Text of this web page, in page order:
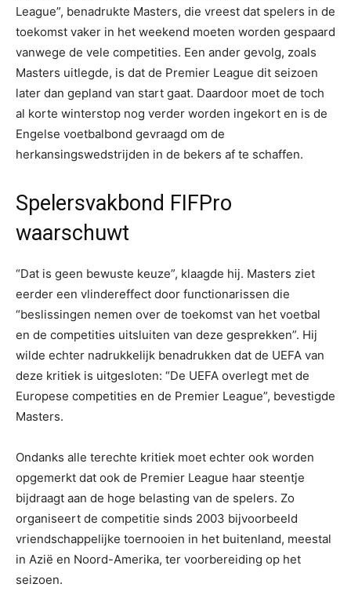
League”, benadrukte Masters, die vreest dat spelers in de
toekomst vaker in het weekend moeten worden gespaard
vanwege de vele competities. Een ander gevolg, zoals
Masters uitlegde, is dat de Premier League dit seizoen
later dan gepland van start gaat. Daardoor moet de toch
al korte winterstop nog verder worden ingekort en is de
Engelse voetbalbond gevraagd om de
herkansingswedstrijden in de bekers af te schaffen.
Spelersvakbond FIFPro
waarschuwt
“Dat is geen bewuste keuze”, klaagde hij. Masters ziet
eerder een vlindereffect door functionarissen die
“beslissingen nemen over de toekomst van het voetbal
en de competities uitsluiten van deze gesprekken”. Hij
wilde echter nadrukkelijk benadrukken dat de UEFA van
deze kritiek is uitgesloten: “De UEFA overlegt met de
Europese competities en de Premier League”, bevestigde
Masters.
Ondanks alle terechte kritiek moet echter ook worden
opgemerkt dat ook de Premier League haar steentje
bijdraagt aan de hoge belasting van de spelers. Zo
organiseert de competitie sinds 2003 bijvoorbeeld
vriendschappelijke toernooien in het buitenland, meestal
in Azië en Noord-Amerika, ter voorbereiding op het
seizoen.